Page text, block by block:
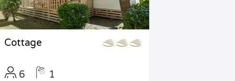
Cottage
6 1